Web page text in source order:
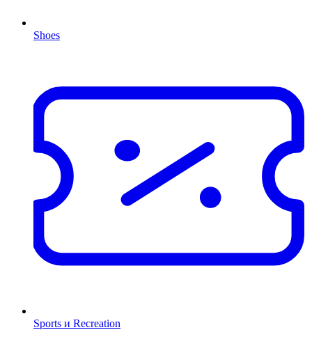
Shoes
Sports и Recreation